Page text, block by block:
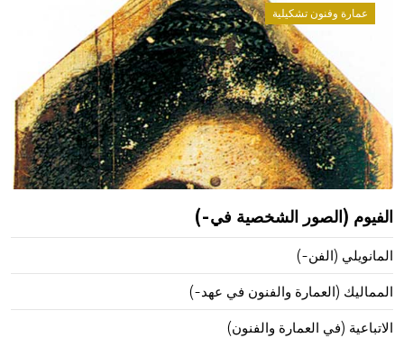
عمارة وفنون تشكيلية
الفيوم (الصور الشخصية في-)
المانويلي (الفن-)
المماليك (العمارة والفنون في عهد-)
الاتباعية (في العمارة والفنون)